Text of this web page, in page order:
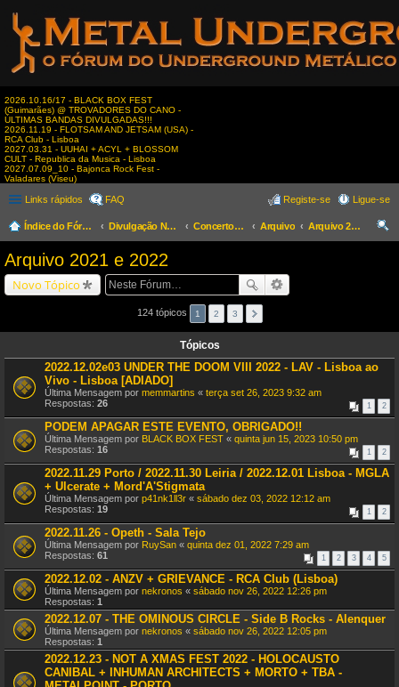
2026.10.16/17 - BLACK BOX FEST
(Guimarães) @ TROVADORES DO CANO -
ÚLTIMAS BANDAS DIVULGADAS!!!
2026.11.19 - FLOTSAM AND JETSAM (USA) -
RCA Club - Lisboa
2027.03.31 - UUHAI + ACYL + BLOSSOM
CULT - Republica da Musica - Lisboa
2027.07.09_10 - Bajonca Rock Fest -
Valadares (Viseu)
Links rápidos FAQ Ligue-se
Registe-se
Índice do Fórum Divulgação Nacional Concertos & Eventos Arquivo
Arquivo 2021 e 2022
Arquivo 2021 e 2022
Novo Tópico
124 tópicos 1 2 3
Tópicos
2022.12.02e03 UNDER THE DOOM VIII 2022 - LAV - Lisboa ao
Vivo - Lisboa [ADIADO]
Última Mensagem por memmartins « terça set 26, 2023 9:32 am
Respostas: 26 1 2
PODEM APAGAR ESTE EVENTO, OBRIGADO!!
Última Mensagem por BLACK BOX FEST « quinta jun 15, 2023 10:50 pm
Respostas: 16 1 2
2022.11.29 Porto / 2022.11.30 Leiria / 2022.12.01 Lisboa - MGLA
+ Ulcerate + Mord'A'Stigmata
Última Mensagem por p41nk1ll3r « sábado dez 03, 2022 12:12 am
Respostas: 19 1 2
2022.11.26 - Opeth - Sala Tejo
Última Mensagem por RuySan « quinta dez 01, 2022 7:29 am
Respostas: 61 1 2 3 4 5
2022.12.02 - ANZV + GRIEVANCE - RCA Club (Lisboa)
Última Mensagem por nekronos « sábado nov 26, 2022 12:26 pm
Respostas: 1
2022.12.07 - THE OMINOUS CIRCLE - Side B Rocks - Alenquer
Última Mensagem por nekronos « sábado nov 26, 2022 12:05 pm
Respostas: 1
2022.12.23 - NOT A XMAS FEST 2022 - HOLOCAUSTO
CANIBAL + INHUMAN ARCHITECTS + MORTO + TBA -